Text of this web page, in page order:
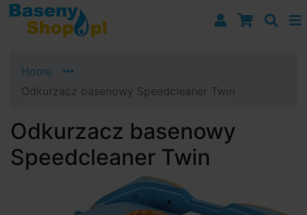
Przejdź do nawigacji
Przejdź do treści
Przejdź do paska bocznego
Home
Odkurzacz basenowy Speedcleaner Twin
Odkurzacz basenowy
Speedcleaner Twin